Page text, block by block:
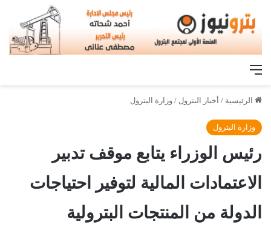
القائمة
الرئيسية / أخبار البترول / وزارة البترول
وزارة البترول
رئيس الوزراء يتابع موقف تدبير
الاعتمادات المالية لتوفير احتياجات
الدولة من المنتجات البترولية